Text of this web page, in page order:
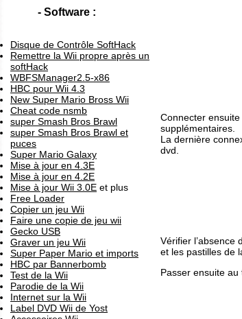
- Software :
Disque de Contrôle SoftHack
Remettre la Wii propre après un
softHack
WBFSManager2.5-x86
HBC pour Wii 4.3
New Super Mario Bross Wii
Cheat code nsmb
super Smash Bros Brawl
super Smash Bros Brawl et
puces
Super Mario Galaxy
Mise à jour en 4.3E
Mise à jour en 4.2E
Mise à jour Wii 3.0E et plus
Free Loader
Copier un jeu Wii
Faire une copie de jeu wii
Gecko USB
Graver un jeu Wii
Super Paper Mario et imports
HBC par Bannerbomb
Test de la Wii
Parodie de la Wii
Internet sur la Wii
Label DVD Wii de Yost
Connecter
supplémentaires.
La dernière
dvd.
Vérifier l’absence
et les pastilles de
Passer ensuite au